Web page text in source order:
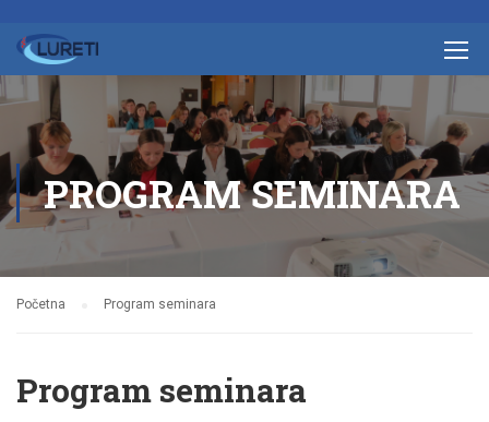
PROGRAM SEMINARA
Početna Program seminara
Program seminara